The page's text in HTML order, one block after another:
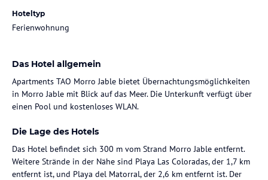
Hoteltyp
Ferienwohnung
Das Hotel allgemein
Apartments TAO Morro Jable bietet Übernachtungsmöglichkeiten
in Morro Jable mit Blick auf das Meer. Die Unterkunft verfügt über
einen Pool und kostenloses WLAN.
Die Lage des Hotels
Das Hotel befindet sich 300 m vom Strand Morro Jable entfernt.
Weitere Strände in der Nähe sind Playa Las Coloradas, der 1,7 km
entfernt ist, und Playa del Matorral, der 2,6 km entfernt ist. Der